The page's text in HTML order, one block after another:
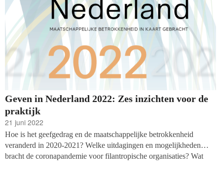
Geven in Nederland 2022: Zes inzichten voor de
praktijk
21 juni 2022
Hoe is het geefgedrag en de maatschappelijke betrokkenheid
veranderd in 2020-2021? Welke uitdagingen en mogelijkheden
bracht de coronapandemie voor filantropische organisaties? Wat